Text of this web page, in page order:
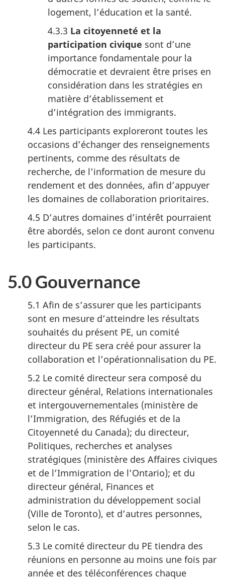
logement, l’éducation et la santé.
4.3.3 La citoyenneté et la
participation civique sont d’une
importance fondamentale pour la
démocratie et devraient être prises en
considération dans les stratégies en
matière d’établissement et
d’intégration des immigrants.
4.4 Les participants exploreront toutes les
occasions d’échanger des renseignements
pertinents, comme des résultats de
recherche, de l’information de mesure du
rendement et des données, afin d’appuyer
les domaines de collaboration prioritaires.
4.5 D’autres domaines d’intérêt pourraient
être abordés, selon ce dont auront convenu
les participants.
5.0 Gouvernance
5.1 Afin de s’assurer que les participants
sont en mesure d’atteindre les résultats
souhaités du présent PE, un comité
directeur du PE sera créé pour assurer la
collaboration et l’opérationnalisation du PE.
5.2 Le comité directeur sera composé du
directeur général, Relations internationales
et intergouvernementales (ministère de
l’Immigration, des Réfugiés et de la
Citoyenneté du Canada); du directeur,
Politiques, recherches et analyses
stratégiques (ministère des Affaires civiques
et de l’Immigration de l’Ontario); et du
directeur général, Finances et
administration du développement social
(Ville de Toronto), et d’autres personnes,
selon le cas.
5.3 Le comité directeur du PE tiendra des
réunions en personne au moins une fois par
année et des téléconférences chaque